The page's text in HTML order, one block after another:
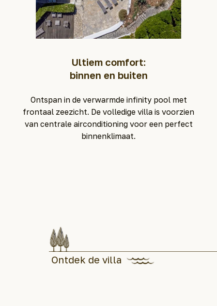
Ultiem comfort:
binnen en buiten
Ontspan in de verwarmde infinity pool met
frontaal zeezicht. De volledige villa is voorzien
van centrale airconditioning voor een perfect
binnenklimaat.
Ontdek de villa